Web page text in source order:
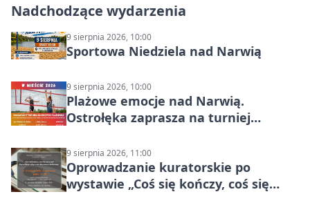
Nadchodzące wydarzenia
9 sierpnia 2026, 10:00
Sportowa Niedziela nad Narwią
9 sierpnia 2026, 10:00
Plażowe emocje nad Narwią.
Ostrołęka zaprasza na turniej
9 sierpnia 2026, 11:00
Oprowadzanie kuratorskie po
wystawie „Coś się kończy, coś się